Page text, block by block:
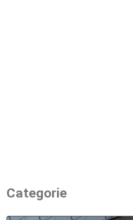
Categorie